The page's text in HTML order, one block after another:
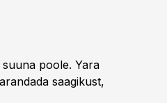
poole. Yara
saagikust,